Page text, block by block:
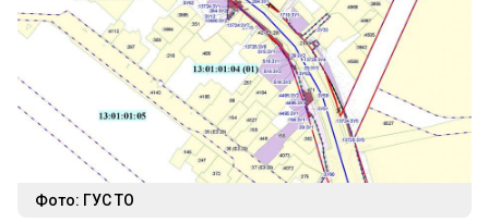
Фото: ГУС ТО